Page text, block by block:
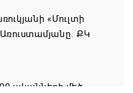
«Մուլտի
ՔԿ
ականների մեծ